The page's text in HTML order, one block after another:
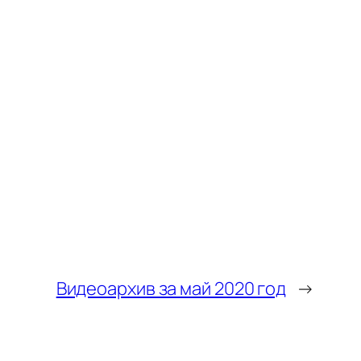
Видеоархив за май 2020 год →